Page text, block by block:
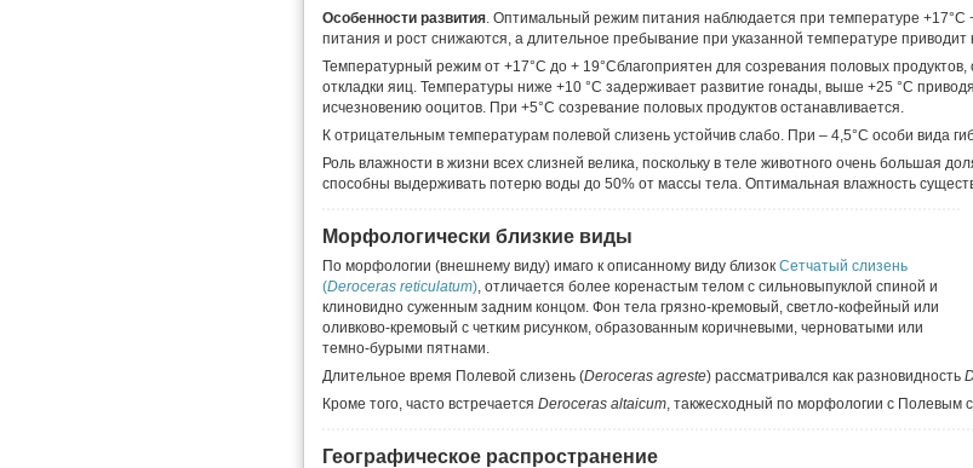
Особенности развития. Оптимальный режим питания наблюдается при температуре +17°C
питания и рост снижаются, а длительное пребывание при указанной температуре приводит
Температурный режим от +17°C до + 19°Cблагоприятен для созревания половых продуктов,
откладки яиц. Температуры ниже +10 °C задерживает развитие гонады, выше +25 °C
исчезновению ооцитов. При +5°C созревание половых продуктов останавливается.
К отрицательным температурам полевой слизень устойчив слабо. При – 4,5°C особи вида
Роль влажности в жизни всех слизней велика, поскольку в теле животного очень большая
способны выдерживать потерю воды до 50% от массы тела. Оптимальная влажность
Морфологически близкие виды
По морфологии (внешнему виду) имаго к описанному виду близок Сетчатый слизень
(Deroceras reticulatum), отличается более коренастым телом с сильновыпуклой спиной и
клиновидно суженным задним концом. Фон тела грязно-кремовый, светло-кофейный или
оливково-кремовый с четким рисунком, образованным коричневыми, черноватыми или
темно-бурыми пятнами.
Длительное время Полевой слизень (Deroceras agreste) рассматривался как разновидность
Кроме того, часто встречается Deroceras altaicum, такжесходный по морфологии с Полевым
Географическое распространение